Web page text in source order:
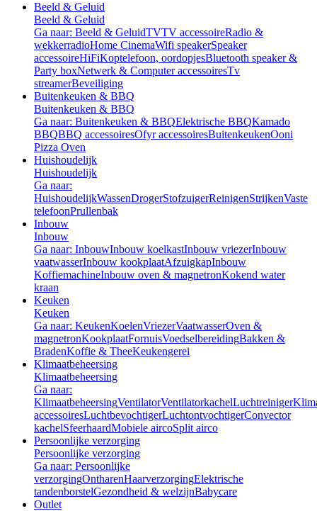
Beeld & Geluid
Beeld & Geluid
Ga naar: Beeld & GeluidTVTV accessoireRadio &
wekkerradioHome CinemaWifi speakerSpeaker
accessoireHiFiKoptelefoon, oordopjesBluetooth speaker &
Party boxNetwerk & Computer accessoiresTv
streamerBeveiliging
Buitenkeuken & BBQ
Buitenkeuken & BBQ
Ga naar: Buitenkeuken & BBQElektrische BBQKamado
BBQBBQ accessoiresOfyr accessoiresBuitenkeukenOoni
Pizza Oven
Huishoudelijk
Huishoudelijk
Ga naar:
HuishoudelijkWassenDrogerStofzuigerReinigenStrijkenVaste
telefoonPrullenbak
Inbouw
Inbouw
Ga naar: InbouwInbouw koelkastInbouw vriezerInbouw
vaatwasserInbouw kookplaatAfzuigkapInbouw
KoffiemachineInbouw oven & magnetronKokend water
kraan
Keuken
Keuken
Ga naar: KeukenKoelenVriezerVaatwasserOven &
magnetronKookplaatFornuisVoedselbereidingBakken &
BradenKoffie & TheeKeukengerei
Klimaatbeheersing
Klimaatbeheersing
Ga naar:
KlimaatbeheersingVentilatorVentilatorkachelLuchtreiniger
accessoiresLuchtbevochtigerLuchtontvochtigerConvector
kachelSfeerhaardMobiele aircoSplit airco
Persoonlijke verzorging
Persoonlijke verzorging
Ga naar: Persoonlijke
verzorgingOntharenHaarverzorgingElektrische
tandenborstelGezondheid & welzijnBabycare
Outlet